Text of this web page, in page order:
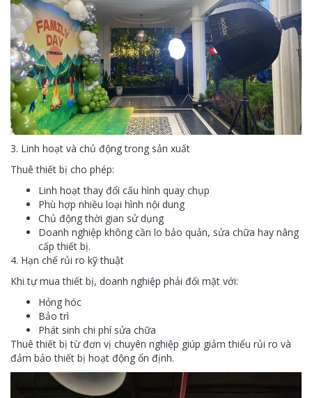
3. Linh hoạt và chủ động trong sản xuất
Thuê thiết bị cho phép:
Linh hoạt thay đổi cấu hình quay chụp
Phù hợp nhiều loại hình nội dung
Chủ động thời gian sử dụng
Doanh nghiệp không cần lo bảo quản, sửa chữa hay nâng
cấp thiết bị.
4. Hạn chế rủi ro kỹ thuật
Khi tự mua thiết bị, doanh nghiệp phải đối mặt với:
Hỏng hóc
Bảo trì
Phát sinh chi phí sửa chữa
Thuê thiết bị từ đơn vị chuyên nghiệp giúp giảm thiểu rủi ro và
đảm bảo thiết bị hoạt động ổn định.